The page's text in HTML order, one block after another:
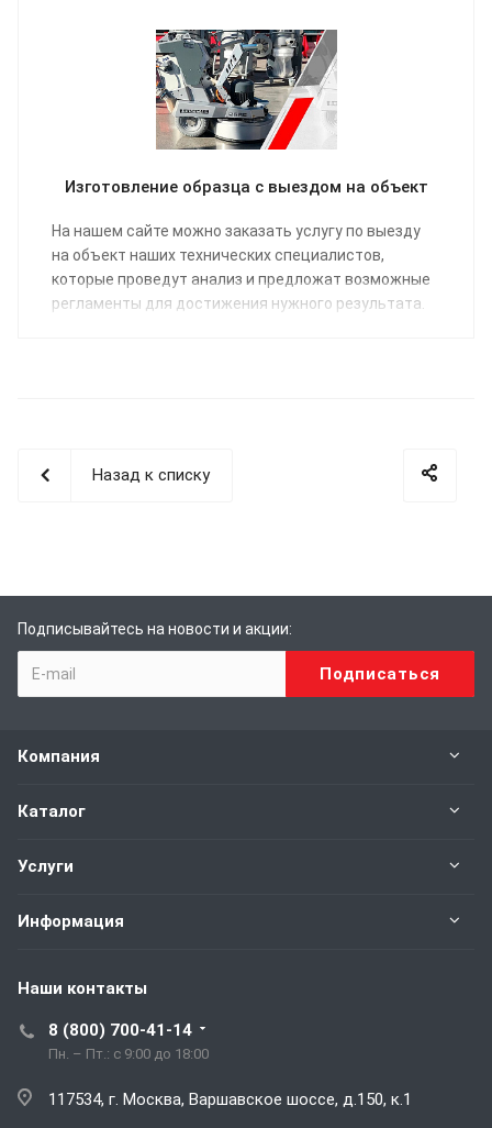
Изготовление образца с выездом на объект
На нашем сайте можно заказать услугу по выезду
на объект наших технических специалистов,
которые проведут анализ и предложат возможные
регламенты для достижения нужного результата.
Назад к списку
Подписывайтесь на новости и акции:
Компания
Каталог
Услуги
Информация
Наши контакты
8 (800) 700-41-14
Пн. – Пт.: с 9:00 до 18:00
117534, г. Москва, Варшавское шоссе, д.150, к.1